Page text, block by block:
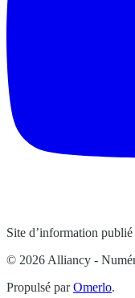
Site d’information
© 2026 Alliancy -
Propulsé parOmerlo.